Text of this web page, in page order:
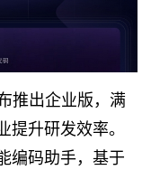
推出企业版，满
升研发效率。
编码助手，基于